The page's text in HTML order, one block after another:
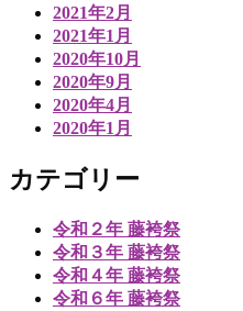
2021年2月
2021年1月
2020年10月
2020年9月
2020年4月
2020年1月
カテゴリー
令和２年 藤袴祭
令和３年 藤袴祭
令和４年 藤袴祭
令和６年 藤袴祭